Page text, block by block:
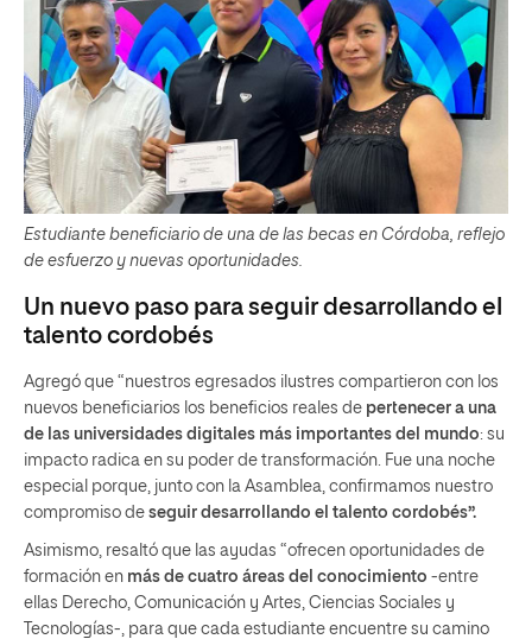
Estudiante beneficiario de una de las becas en Córdoba, reflejo
de esfuerzo y nuevas oportunidades.
Un nuevo paso para seguir desarrollando el
talento cordobés
Agregó que “nuestros egresados ilustres compartieron con los
nuevos beneficiarios los beneficios reales de pertenecer a una
de las universidades digitales más importantes del mundo: su
impacto radica en su poder de transformación. Fue una noche
especial porque, junto con la Asamblea, confirmamos nuestro
compromiso de seguir desarrollando el talento cordobés”.
Asimismo, resaltó que las ayudas “ofrecen oportunidades de
formación en más de cuatro áreas del conocimiento -entre
ellas Derecho, Comunicación y Artes, Ciencias Sociales y
Tecnologías-, para que cada estudiante encuentre su camino